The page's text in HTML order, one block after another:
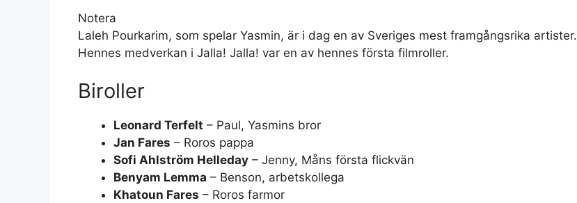
Notera
Laleh Pourkarim, som spelar Yasmin, är i dag en av Sveriges mest framgångsrika artister.
Hennes medverkan i Jalla! Jalla! var en av hennes första filmroller.
Biroller
Leonard Terfelt – Paul, Yasmins bror
Jan Fares – Roros pappa
Sofi Ahlström Helleday – Jenny, Måns första flickvän
Benyam Lemma – Benson, arbetskollega
Khatoun Fares – Roros farmor